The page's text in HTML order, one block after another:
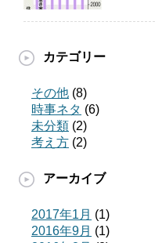
カテゴリー
その他 (8)
時事ネタ (6)
未分類 (2)
考え方 (2)
アーカイブ
2017年1月 (1)
2016年9月 (1)